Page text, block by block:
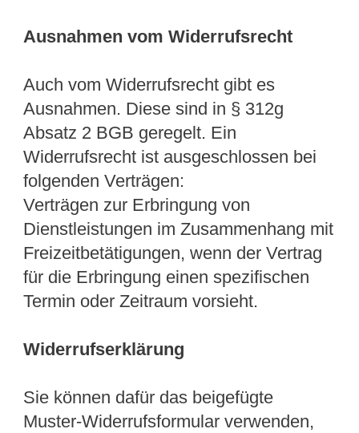
Ausnahmen vom Widerrufsrecht
Auch vom Widerrufsrecht gibt es
Ausnahmen. Diese sind in § 312g
Absatz 2 BGB geregelt. Ein
Widerrufsrecht ist ausgeschlossen bei
folgenden Verträgen:
Verträgen zur Erbringung von
Dienstleistungen im Zusammenhang mit
Freizeitbetätigungen, wenn der Vertrag
für die Erbringung einen spezifischen
Termin oder Zeitraum vorsieht.
Widerrufserklärung
Sie können dafür das beigefügte
Muster-Widerrufsformular verwenden,